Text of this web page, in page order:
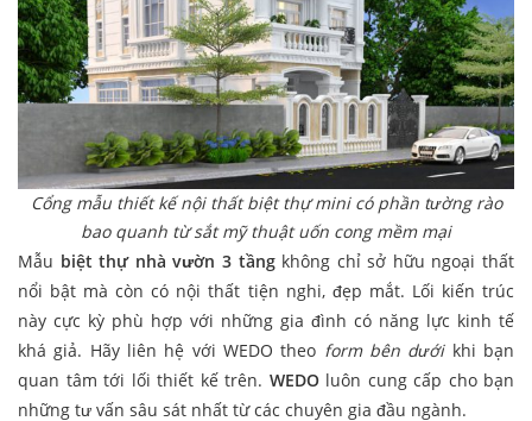
Cổng mẫu thiết kế nội thất biệt thự mini có phần tường rào
bao quanh từ sắt mỹ thuật uốn cong mềm mại
Mẫu biệt thự nhà vườn 3 tầngkhông chỉ sở hữu ngoại thất
nổi bật mà còn có nội thất tiện nghi, đẹp mắt. Lối kiến trúc
này cực kỳ phù hợp với những gia đình có năng lực kinh tế
khá giả. Hãy liên hệ với WEDO theo form bên dưới khi bạn
quan tâm tới lối thiết kế trên. WEDOluôn cung cấp cho bạn
những tư vấn sâu sát nhất từ các chuyên gia đầu ngành.